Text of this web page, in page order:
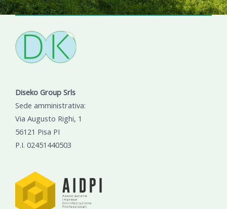
Diseko Group Srls
Sede amministrativa:
Via Augusto Righi, 1
56121 Pisa PI
P.I. 02451440503